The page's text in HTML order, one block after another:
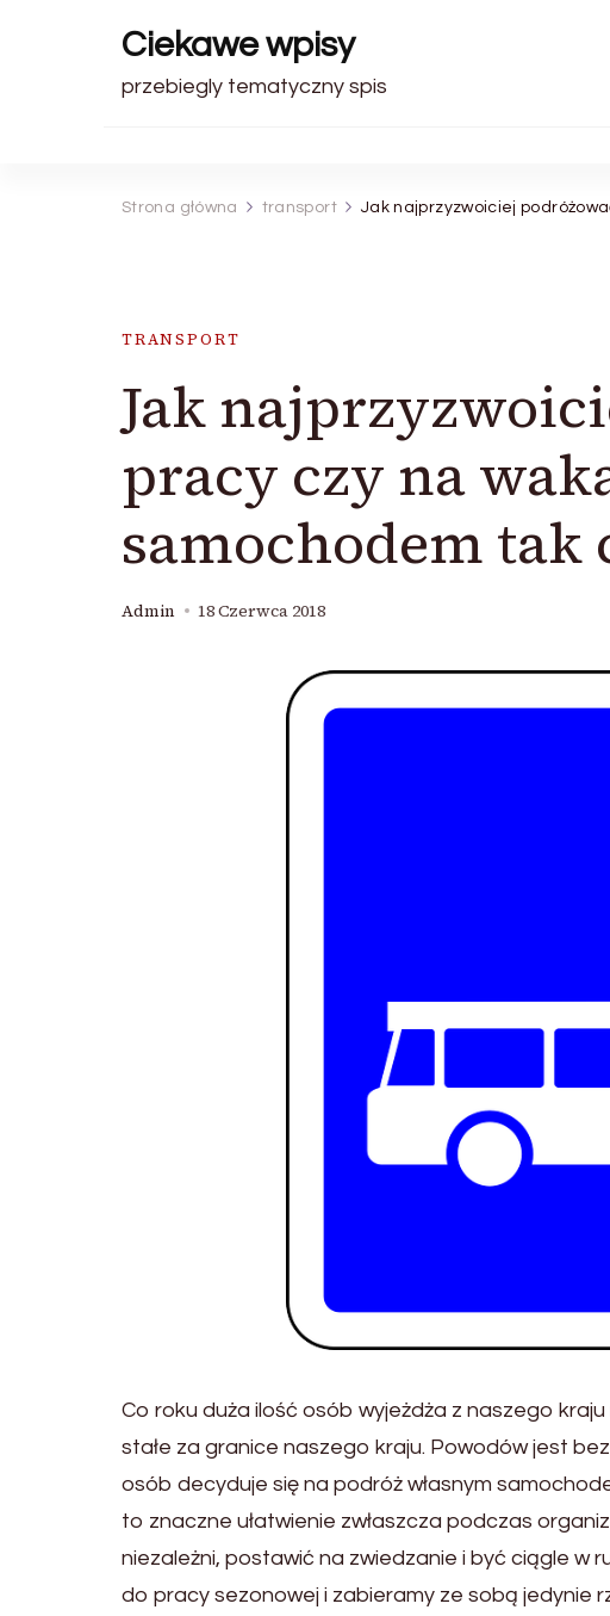
Ciekawe wpisy
przebiegly tematyczny spis
Strona główna transport Jak najprzyzwoiciej
TRANSPORT
Jak
pracy czy na
samochodem tak
Admin 18 Czerwca 2018
Co roku duża ilość osób wyjeżdża z naszego
stałe za granice naszego kraju. Powodów jest
osób decyduje się na podróż własnym
to znaczne ułatwienie zwłaszcza podczas
niezależni, postawić na zwiedzanie i być ciągle w
do pracy sezonowej i zabieramy ze sobą jedynie